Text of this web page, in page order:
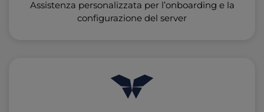
Assistenza personalizzata per l’onboarding e la
configurazione del server